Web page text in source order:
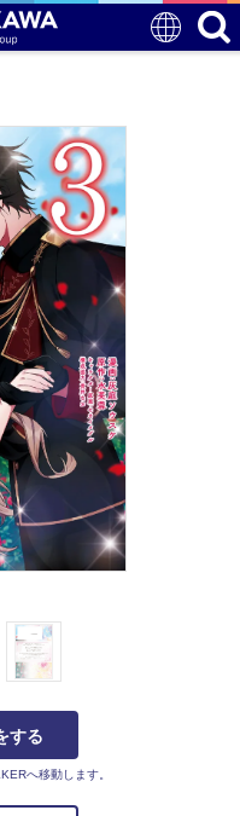
する
へ移動します。